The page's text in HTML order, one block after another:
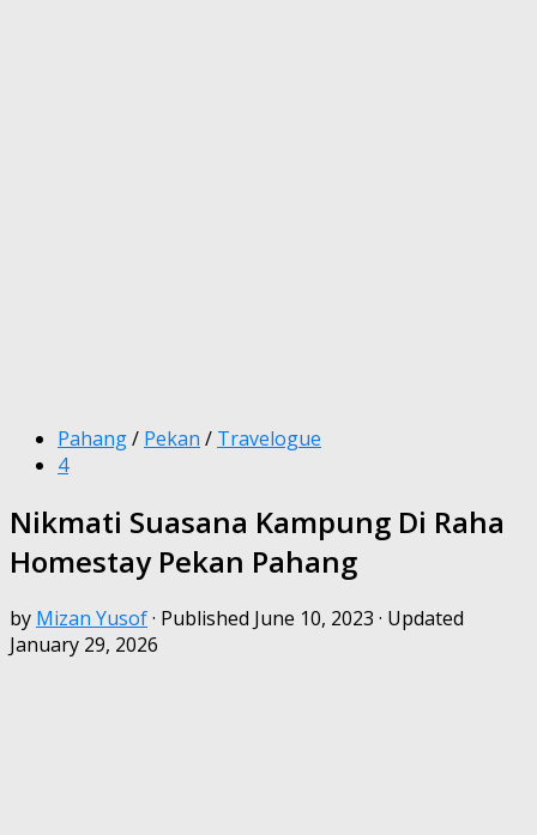
Pahang/ Pekan / Travelogue
4
Nikmati Suasana Kampung Di Raha
Homestay Pekan Pahang
by Mizan Yusof· Published June 10, 2023 · Updated
January 29, 2026